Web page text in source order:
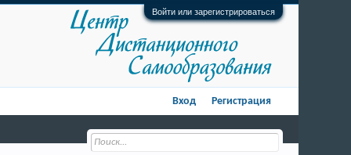
Войти или зарегистрироваться
Вход Регистрация